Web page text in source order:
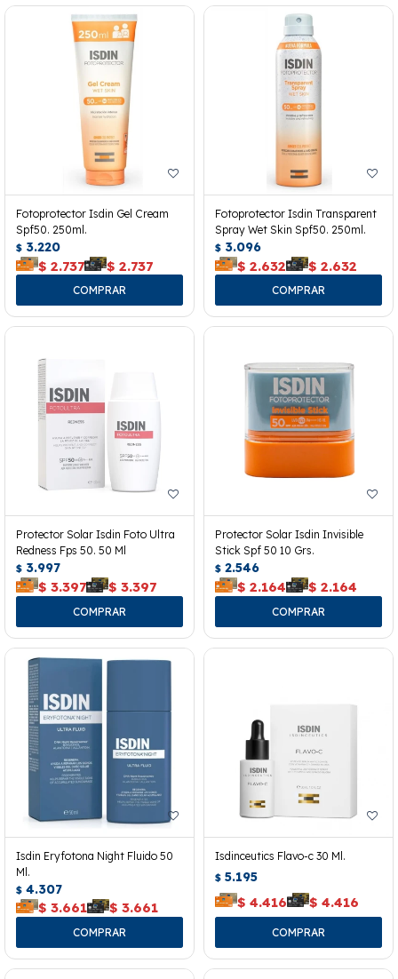
Fotoprotector Isdin Gel Cream
Spf50. 250ml.
$ 3.220
$ 2.737 $ 2.737
Fotoprotector Isdin Transparent
Spray Wet Skin Spf50. 250ml.
$ 3.096
$ 2.632 $ 2.632
Protector Solar Isdin Foto Ultra
Redness Fps 50. 50 Ml
$ 3.997
$ 3.397 $ 3.397
Protector Solar Isdin Invisible
Stick Spf 50 10 Grs.
$ 2.546
$ 2.164 $ 2.164
Isdin Eryfotona Night Fluido 50
Ml.
$ 4.307
$ 3.661 $ 3.661
Isdinceutics Flavo-c 30 Ml.
$ 5.195
$ 4.416 $ 4.416